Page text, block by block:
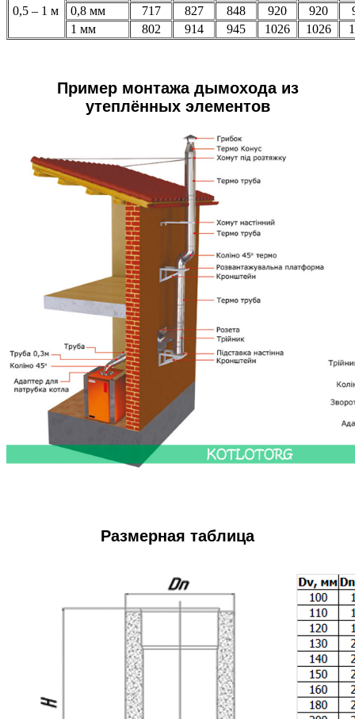
0,5 – 1 м 0,8 мм 717 827 848 920 920
1 мм
802 914 945 1026 1026
Пример монтажа дымохода из
утеплённых элементов
Размерная таблица